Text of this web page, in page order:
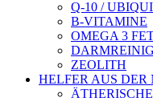
Q-10 /
B-VITAMINE
OMEGA 3
ZEOLITH
HELFER AUS DER